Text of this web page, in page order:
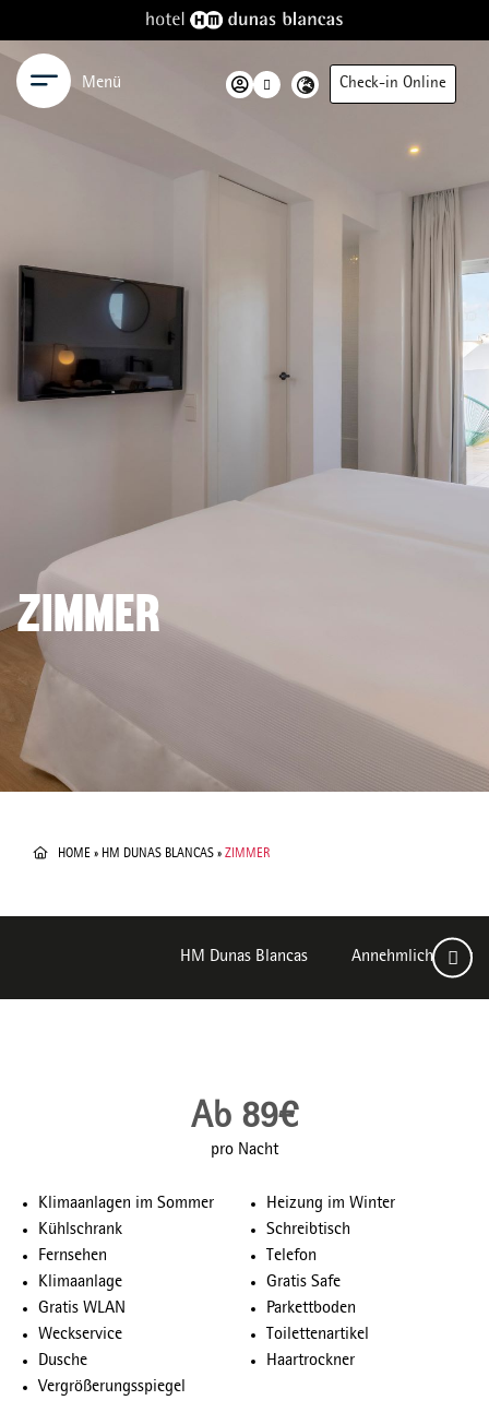
Menü Check-in Online
ZIMMER
HOME » HM DUNAS BLANCAS » ZIMMER
HM Dunas Blancas Annehmlichkeiten
Ab 89€
pro Nacht
Klimaanlagen im Sommer
Heizung im Winter
Kühlschrank
Schreibtisch
Fernsehen
Telefon
Klimaanlage
Gratis Safe
Gratis WLAN
Parkettboden
Weckservice
Toilettenartikel
Dusche
Haartrockner
Vergrößerungsspiegel